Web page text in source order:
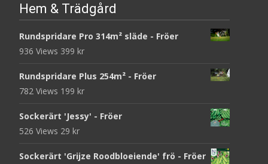
Hem & Trädgård
Rundspridare Pro 314m² släde - Fröer
936 Views 399 kr
Rundspridare Plus 254m² - Fröer
782 Views 199 kr
Sockerärt 'Jessy' - Fröer
526 Views 29 kr
Sockerärt 'Grijze Roodbloeiende' frö - Fröer